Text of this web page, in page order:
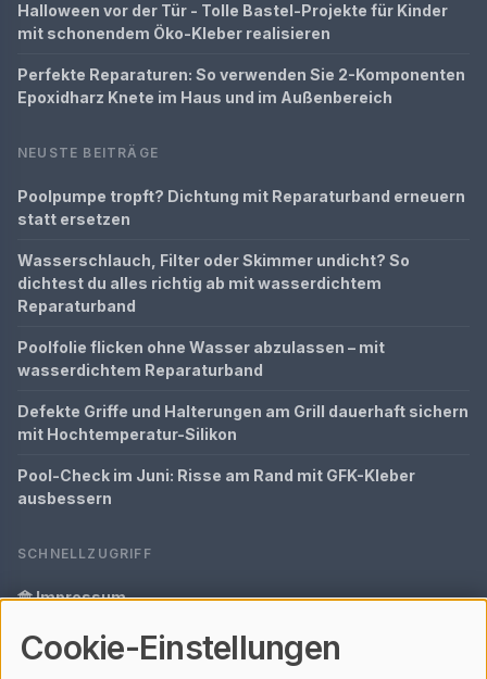
Halloween vor der Tür - Tolle Bastel-Projekte für Kinder
mit schonendem Öko-Kleber realisieren
Perfekte Reparaturen: So verwenden Sie 2-Komponenten
Epoxidharz Knete im Haus und im Außenbereich
NEUSTE BEITRÄGE
Poolpumpe tropft? Dichtung mit Reparaturband erneuern
statt ersetzen
Wasserschlauch, Filter oder Skimmer undicht? So
dichtest du alles richtig ab mit wasserdichtem
Reparaturband
Poolfolie flicken ohne Wasser abzulassen – mit
wasserdichtem Reparaturband
Defekte Griffe und Halterungen am Grill dauerhaft sichern
mit Hochtemperatur-Silikon
Pool-Check im Juni: Risse am Rand mit GFK-Kleber
ausbessern
SCHNELLZUGRIFF
Impressum
Datenschutz
Cookie-Einstellungen